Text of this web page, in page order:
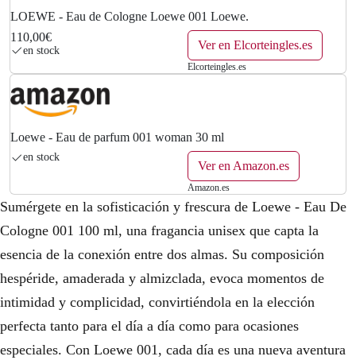
LOEWE - Eau de Cologne Loewe 001 Loewe.
110,00€
en stock Ver en Elcorteingles.es
Elcorteingles.es
Loewe - Eau de parfum 001 woman 30 ml
en stock
Ver en Amazon.es
Amazon.es
Sumérgete en la sofisticación y frescura de Loewe - Eau De
Cologne 001 100 ml, una fragancia unisex que capta la
esencia de la conexión entre dos almas. Su composición
hespéride, amaderada y almizclada, evoca momentos de
intimidad y complicidad, convirtiéndola en la elección
perfecta tanto para el día a día como para ocasiones
especiales. Con Loewe 001, cada día es una nueva aventura